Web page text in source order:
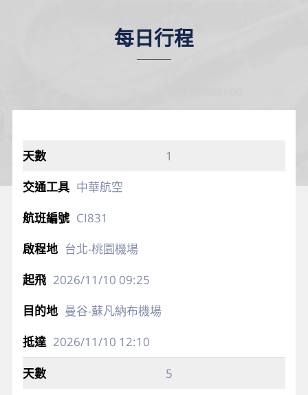
每日行程
1
中華航空
CI831
台北-桃園機場
2026/11/10 09:25
曼谷-蘇凡納布機場
2026/11/10 12:10
5